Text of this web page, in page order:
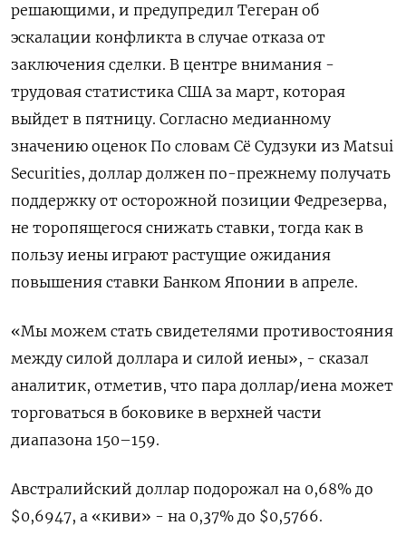
решающими, и предупредил Тегеран об
эскалации конфликта в случае ​отказа от
заключения сделки. В центре внимания -
трудовая статистика США за март, которая
выйдет в пятницу. Согласно медианному
значению оценок По словам Сё Судзуки из Matsui
Securities, доллар должен по-прежнему получать
поддержку от осторожной позиции Федрезерва,
не торопящегося снижать ставки, тогда как в
пользу иены играют растущие ожидания
повышения ставки Банком Японии в апреле.
«Мы можем стать свидетелями ​противостояния
между силой доллара и ⁠силой иены», - сказал
аналитик, отметив, что пара доллар/иена может
торговаться в боковике в верхней части
диапазона 150–159.
Австралийский доллар ‌подорожал на 0,68% до
$0,6947, а «киви» - на 0,37% до $0,5766.